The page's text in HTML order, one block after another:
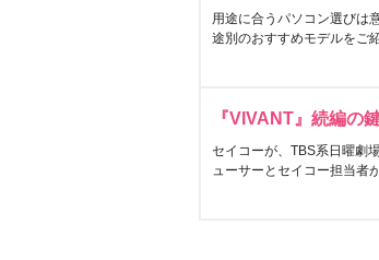
用途に合うパソコン選びは
途別のおすすめモデルをご
『VIVANT』続編の
セイコーが、TBS系日曜劇
ューサーとセイコー担当者